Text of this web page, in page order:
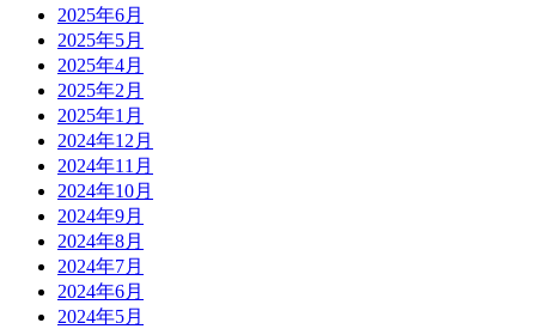
2025年6月
2025年5月
2025年4月
2025年2月
2025年1月
2024年12月
2024年11月
2024年10月
2024年9月
2024年8月
2024年7月
2024年6月
2024年5月